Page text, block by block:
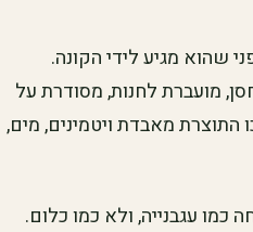
שהוא מגיע לידי הקונה.
מועברת לחנות, מסודרת על
התוצרת מאבדת ויטמינים, מים,
עגבנייה, ולא כמו כלום.